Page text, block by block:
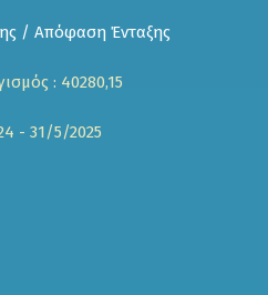
/ Απόφαση Ένταξης
: 40280,15
- 31/5/2025